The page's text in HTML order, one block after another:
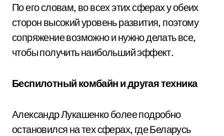
По его словам, во всех этих сферах у обеих
сторон высокий уровень развития, поэтому
сопряжение возможно и нужно делать все,
чтобы получить наибольший эффект.
Беспилотный комбайн и другая техника
Александр Лукашенко более подробно
остановился на тех сферах, где Беларусь